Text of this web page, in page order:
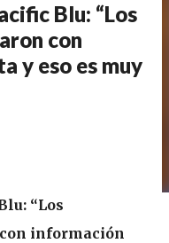
Blu: “Los
con
y eso es muy
“Los
información